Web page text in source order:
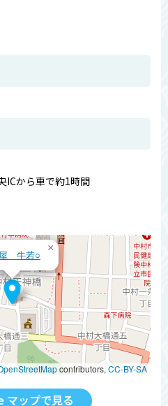
ICから車で約1時間
牛若○
×
contributors, CC-BY-SA
マップで見る